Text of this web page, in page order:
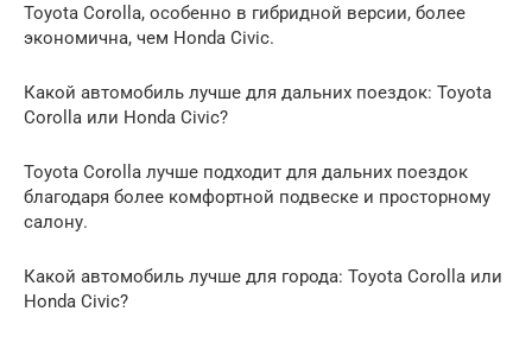
Toyota Corolla, особенно в гибридной версии, более
экономична, чем Honda Civic.
Какой автомобиль лучше для дальних поездок: Toyota
Corolla или Honda Civic?
Toyota Corolla лучше подходит для дальних поездок
благодаря более комфортной подвеске и просторному
салону.
Какой автомобиль лучше для города: Toyota Corolla или
Honda Civic?